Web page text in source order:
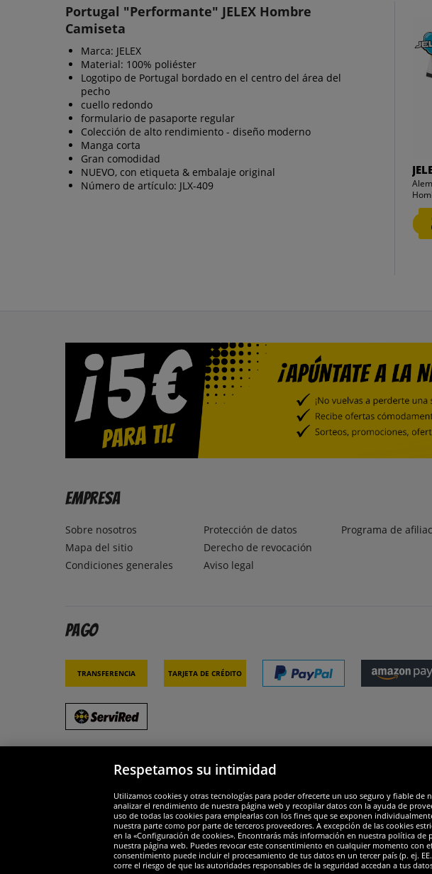
Portugal "Performante" JELEX Hombre
Camiseta
Marca: JELEX
Material: 100% poliéster
Logotipo de Portugal bordado en el centro del área del
pecho
cuello redondo
formulario de pasaporte regular
Colección de alto rendimiento - diseño moderno
Manga corta
Gran comodidad
NUEVO, con etiqueta & embalaje original
Número de artículo: JLX-409
Empresa
Sobre nosotros
Mapa del sitio
Condiciones generales
Protección de datos
Derecho de revocación
Aviso legal
Programa de
Pago
Transferencia Tarjeta de crédito
Widerruf
Respetamos su intimidad
Utilizamos cookies y otras tecnologías para poder ofrecerte un uso seguro y fiable
analizar el rendimiento de nuestra página web y recopilar datos con la ayuda de
uso de todas las cookies para emplearlas con los fines que se exponen
nuestra parte como por parte de terceros proveedores. A excepción de las cookies
en la «Configuración de cookies». Encontrarás más información en nuestra política
nuestra página web. Puedes revocar este consentimiento en cualquier momento
consentimiento puede incluir el procesamiento de tus datos en un tercer país (p. ej.
corre el riesgo de que las autoridades responsables de la seguridad accedan a tus